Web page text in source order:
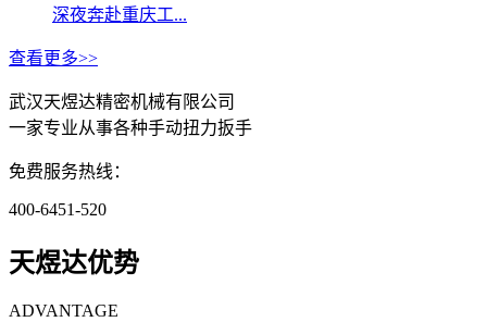
深夜奔赴重庆工...
查看更多>>
武汉天煜达精密机械有限公司
一家专业从事各种手动扭力扳手
免费服务热线：
400-6451-520
天煜达优势
ADVANTAGE